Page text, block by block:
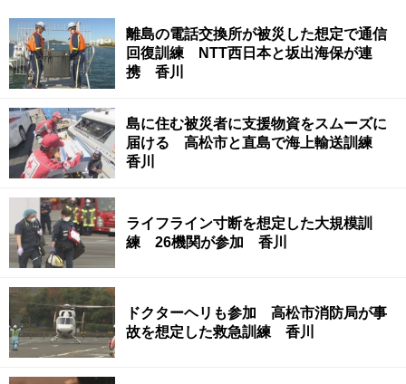
離島の電話交換所が被災した想定で通信
回復訓練 NTT西日本と坂出海保が連
携 香川
島に住む被災者に支援物資をスムーズに
届ける 高松市と直島で海上輸送訓練
香川
ライフライン寸断を想定した大規模訓
練 26機関が参加 香川
ドクターヘリも参加 高松市消防局が事
故を想定した救急訓練 香川